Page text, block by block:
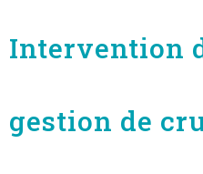
Intervention
gestion de